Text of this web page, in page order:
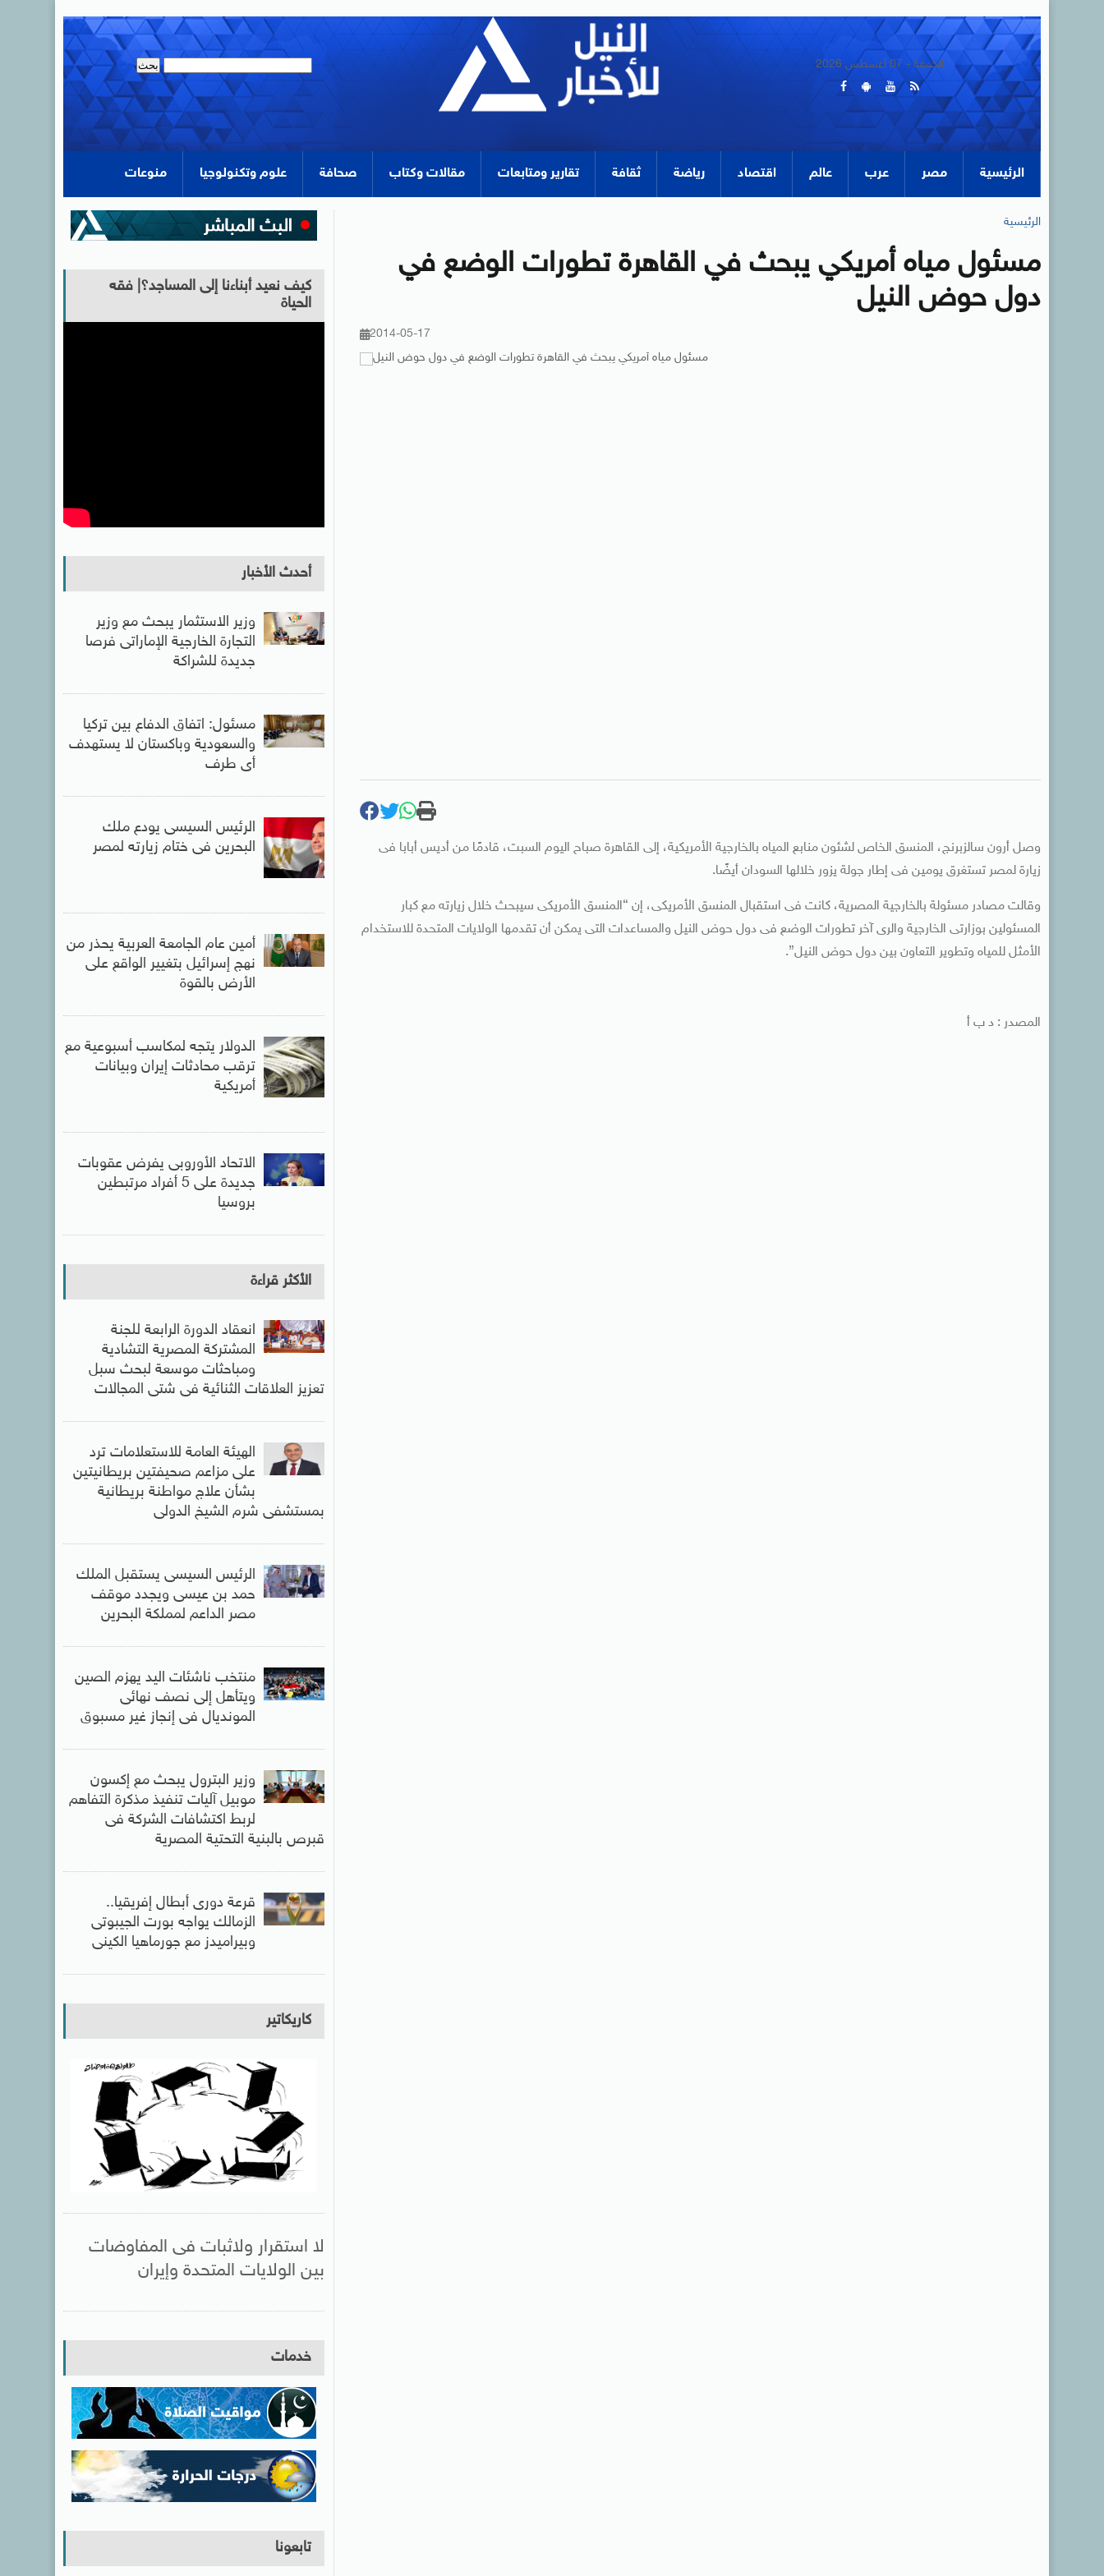
الجمعة - 07 أغسطس 2026
الرئيسية مصر عرب عالم اقتصاد رياضة ثقافة تقارير ومتابعات مقالات وكتاب صحافة علوم وتكنولوجيا منوعات
الرئيسية
مسئول مياه أمريكي يبحث في القاهرة تطورات الوضع في
دول حوض النيل
2014-05-17
وصل أرون سالزبرنج، المنسق الخاص لشئون منابع المياه بالخارجية الأمريكية، إلى القاهرة صباح اليوم السبت، قادمًا من أديس أبابا فى
زيارة لمصر تستغرق يومين فى إطار جولة يزور خلالها السودان أيضًا.
وقالت مصادر مسئولة بالخارجية المصرية، كانت فى استقبال المنسق الأمريكى، إن “المنسق الأمريكى سيبحث خلال زيارته مع كبار
المسئولين بوزارتى الخارجية والرى آخر تطورات الوضع فى دول حوض النيل والمساعدات التى يمكن أن تقدمها الولايات المتحدة للاستخدام
الأمثل للمياه وتطوير التعاون بين دول حوض النيل”.
المصدر : د ب أ
كيف نعيد أبناءنا إلى المساجد؟| فقه
الحياة
أحدث الأخبار
وزير الاستثمار يبحث مع وزير
التجارة الخارجية الإماراتى فرصا
جديدة للشراكة
مسئول: اتفاق الدفاع بين تركيا
والسعودية وباكستان لا يستهدف
أى طرف
الرئيس السيسى يودع ملك
البحرين فى ختام زيارته لمصر
أمين عام الجامعة العربية يحذر من
نهج إسرائيل بتغيير الواقع على
الأرض بالقوة
الدولار يتجه لمكاسب أسبوعية مع
ترقب محادثات إيران وبيانات
أمريكية
الاتحاد الأوروبى يفرض عقوبات
جديدة على 5 أفراد مرتبطين
بروسيا
الأكثر قراءة
انعقاد الدورة الرابعة للجنة
المشتركة المصرية التشادية
ومباحثات موسعة لبحث سبل
تعزيز العلاقات الثنائية فى شتى المجالات
الهيئة العامة للاستعلامات ترد
على مزاعم صحيفتين بريطانيتين
بشأن علاج مواطنة بريطانية
بمستشفى شرم الشيخ الدولى
الرئيس السيسى يستقبل الملك
حمد بن عيسى ويجدد موقف
مصر الداعم لمملكة البحرين
منتخب ناشئات اليد يهزم الصين
ويتأهل إلى نصف نهائى
المونديال فى إنجاز غير مسبوق
وزير البترول يبحث مع إكسون
موبيل آليات تنفيذ مذكرة التفاهم
لربط اكتشافات الشركة فى
قبرص بالبنية التحتية المصرية
قرعة دورى أبطال إفريقيا..
الزمالك يواجه بورت الجيبوتى
وبيراميدز مع جورماهيا الكينى
كاريكاتير
لا استقرار ولاثبات فى المفاوضات
بين الولايات المتحدة وإيران
خدمات
تابعونا